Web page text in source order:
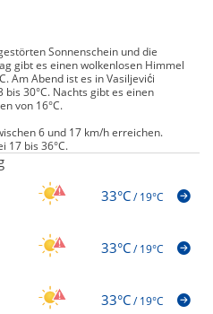
Sonnenschein und die
gibt es einen wolkenlosen Himmel
Am Abend ist es in Vasiljevići
30°C. Nachts gibt es einen
von 16°C.
6 und 17 km/h erreichen.
17 bis 36°C.
33°C/19°C
33°C/19°C
33°C/19°C